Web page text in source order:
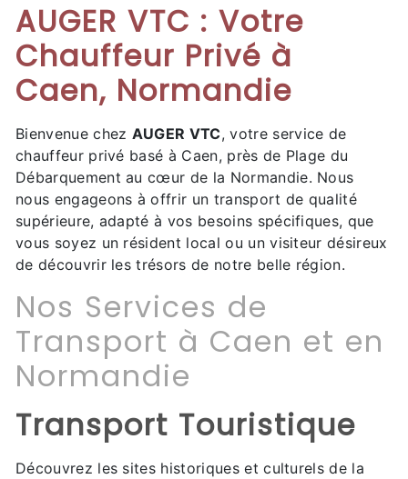
AUGER VTC : Votre
Chauffeur Privé à
Caen, Normandie
Bienvenue chez AUGER VTC, votre service de
chauffeur privé basé à Caen, près de Plage du
Débarquement au cœur de la Normandie. Nous
nous engageons à offrir un transport de qualité
supérieure, adapté à vos besoins spécifiques, que
vous soyez un résident local ou un visiteur désireux
de découvrir les trésors de notre belle région.
Nos Services de
Transport à Caen et en
Normandie
Transport Touristique
Découvrez les sites historiques et culturels de la